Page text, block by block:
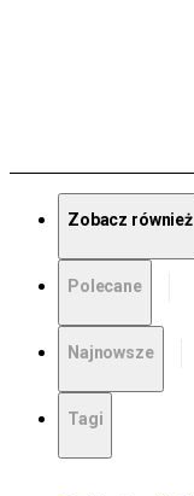
Zobacz również
Polecane
Najnowsze
Tagi